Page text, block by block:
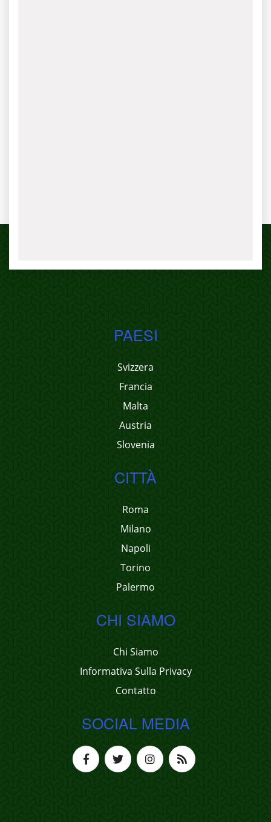
PAESI
Svizzera
Francia
Malta
Austria
Slovenia
CITTÀ
Roma
Milano
Napoli
Torino
Palermo
CHI SIAMO
Chi Siamo
Informativa Sulla Privacy
Contatto
SOCIAL MEDIA